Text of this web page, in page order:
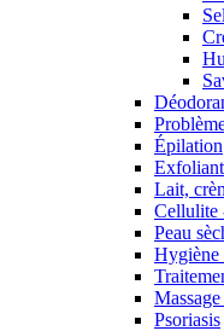
Épilation
Lait,
Cellulite
Peau
Hygiène
Psoriasis